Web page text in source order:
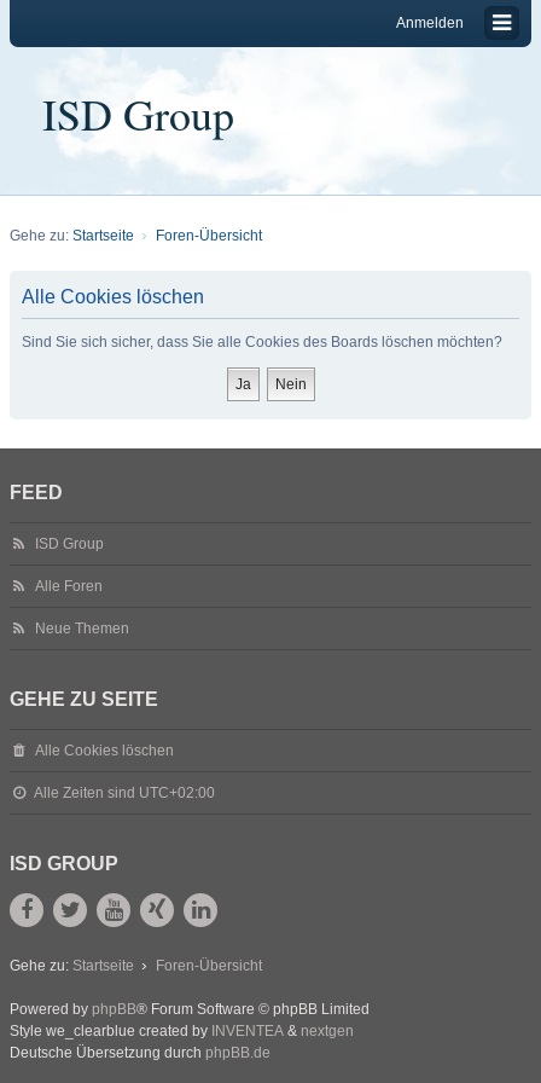
Anmelden
ISD Group
Gehe zu: Startseite Foren-Übersicht
Alle Cookies löschen
Sind Sie sich sicher, dass Sie alle Cookies des Boards löschen möchten?
FEED
ISD Group
Alle Foren
Neue Themen
GEHE ZU SEITE
Alle Cookies löschen
Alle Zeiten sind UTC+02:00
ISD GROUP
Gehe zu: Startseite Foren-Übersicht
Powered by phpBB® Forum Software © phpBB Limited
Style we_clearblue created by INVENTEA & nextgen
Deutsche Übersetzung durch phpBB.de